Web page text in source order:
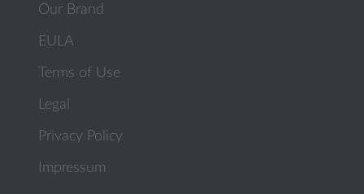
Our Brand
EULA
Terms of Use
Legal
Privacy Policy
Impressum